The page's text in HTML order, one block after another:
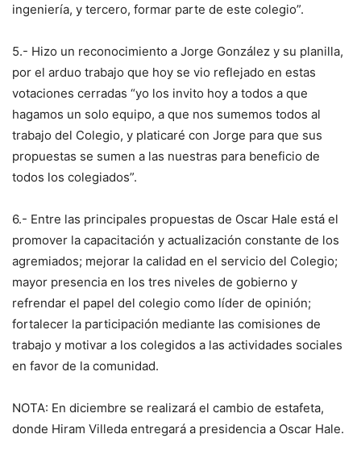
ingeniería, y tercero, formar parte de este colegio”.
5.- Hizo un reconocimiento a Jorge González y su planilla,
por el arduo trabajo que hoy se vio reflejado en estas
votaciones cerradas “yo los invito hoy a todos a que
hagamos un solo equipo, a que nos sumemos todos al
trabajo del Colegio, y platicaré con Jorge para que sus
propuestas se sumen a las nuestras para beneficio de
todos los colegiados”.
6.- Entre las principales propuestas de Oscar Hale está el
promover la capacitación y actualización constante de los
agremiados; mejorar la calidad en el servicio del Colegio;
mayor presencia en los tres niveles de gobierno y
refrendar el papel del colegio como líder de opinión;
fortalecer la participación mediante las comisiones de
trabajo y motivar a los colegidos a las actividades sociales
en favor de la comunidad.
NOTA: En diciembre se realizará el cambio de estafeta,
donde Hiram Villeda entregará a presidencia a Oscar Hale.